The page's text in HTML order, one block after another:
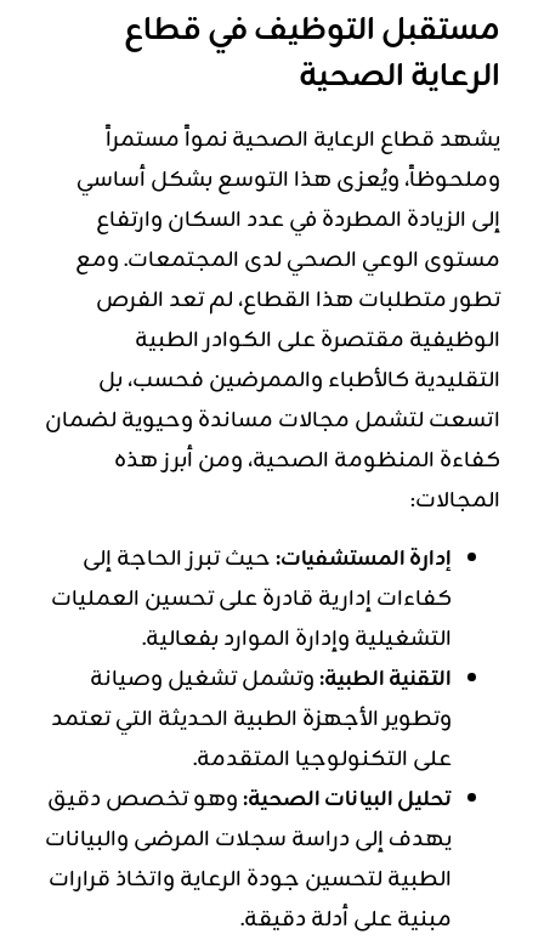
مستقبل التوظيف في قطاع
الرعاية الصحية
يشهد قطاع الرعاية الصحية نمواً مستمراً
وملحوظاً، ويُعزى هذا التوسع بشكل أساسي
إلى الزيادة المطردة في عدد السكان وارتفاع
مستوى الوعي الصحي لدى المجتمعات. ومع
تطور متطلبات هذا القطاع، لم تعد الفرص
الوظيفية مقتصرة على الكوادر الطبية
التقليدية كالأطباء والممرضين فحسب، بل
اتسعت لتشمل مجالات مساندة وحيوية لضمان
كفاءة المنظومة الصحية، ومن أبرز هذه
المجالات:
إدارة المستشفيات:حيث تبرز الحاجة إلى
كفاءات إدارية قادرة على تحسين العمليات
التشغيلية وإدارة الموارد بفعالية.
التقنية الطبية:وتشمل تشغيل وصيانة
وتطوير الأجهزة الطبية الحديثة التي تعتمد
على التكنولوجيا المتقدمة.
تحليل البيانات الصحية:وهو تخصص دقيق
يهدف إلى دراسة سجلات المرضى والبيانات
الطبية لتحسين جودة الرعاية واتخاذ قرارات
مبنية على أدلة دقيقة.